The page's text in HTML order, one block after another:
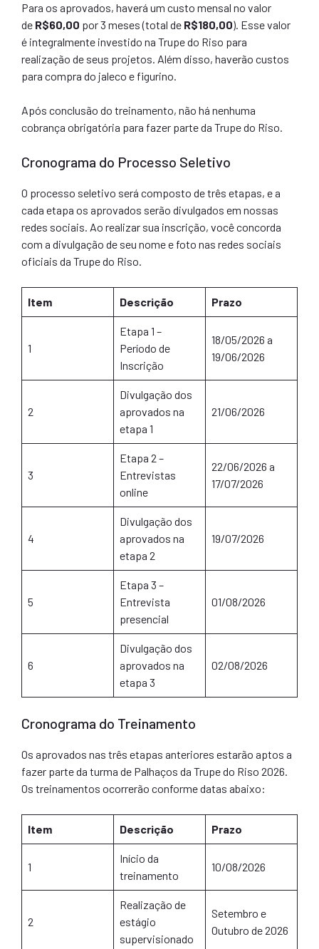
Para os aprovados, haverá um custo mensal no valor
de R$60,00 por 3 meses (total de R$180,00). Esse valor
é integralmente investido na Trupe do Riso para
realização de seus projetos. Além disso, haverão custos
para compra do jaleco e figurino.
Após conclusão do treinamento, não há nenhuma
cobrança obrigatória para fazer parte da Trupe do Riso.
Cronograma do Processo Seletivo
O processo seletivo será composto de três etapas, e a
cada etapa os aprovados serão divulgados em nossas
redes sociais. Ao realizar sua inscrição, você concorda
com a divulgação de seu nome e foto nas redes sociais
oficiais da Trupe do Riso.
Item Descrição Prazo
1
Etapa 1 –
Período de
Inscrição
18/05/2026 a
19/06/2026
2
Divulgação dos
aprovados na
etapa 1
21/06/2026
3
Etapa 2 –
Entrevistas
online
22/06/2026 a
17/07/2026
4
Divulgação dos
aprovados na
etapa 2
19/07/2026
5
Etapa 3 –
Entrevista
presencial
01/08/2026
6
Divulgação dos
aprovados na
etapa 3
02/08/2026
Cronograma do Treinamento
Os aprovados nas três etapas anteriores estarão aptos a
fazer parte da turma de Palhaços da Trupe do Riso 2026.
Os treinamentos ocorrerão conforme datas abaixo:
Item Descrição Prazo
1
Início da
treinamento
10/08/2026
2
Realização de
estágio
supervisionado
Setembro e
Outubro de 2026